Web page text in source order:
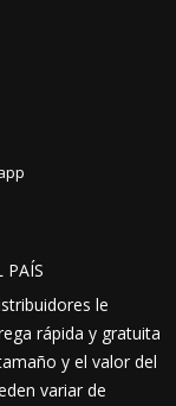
PAÍS
le
rápida y gratuita
y el valor del
variar de